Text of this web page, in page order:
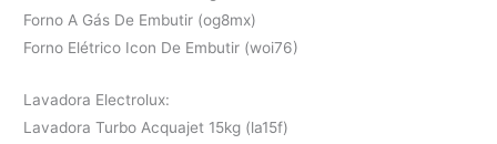
Forno A Gás De Embutir (og8mx)
Forno Elétrico Icon De Embutir (woi76)
Lavadora Electrolux:
Lavadora Turbo Acquajet 15kg (la15f)